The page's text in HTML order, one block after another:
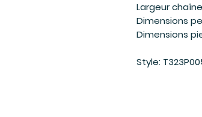
Largeur
Dimensions
Dimensions
Style: